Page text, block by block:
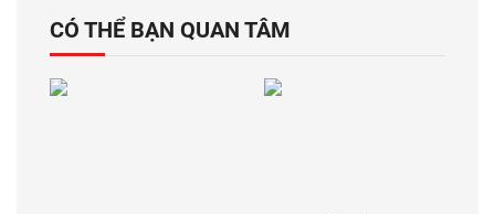
CÓ THỂ BẠN QUAN TÂM